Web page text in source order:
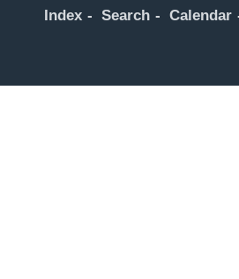
Index Search Calendar